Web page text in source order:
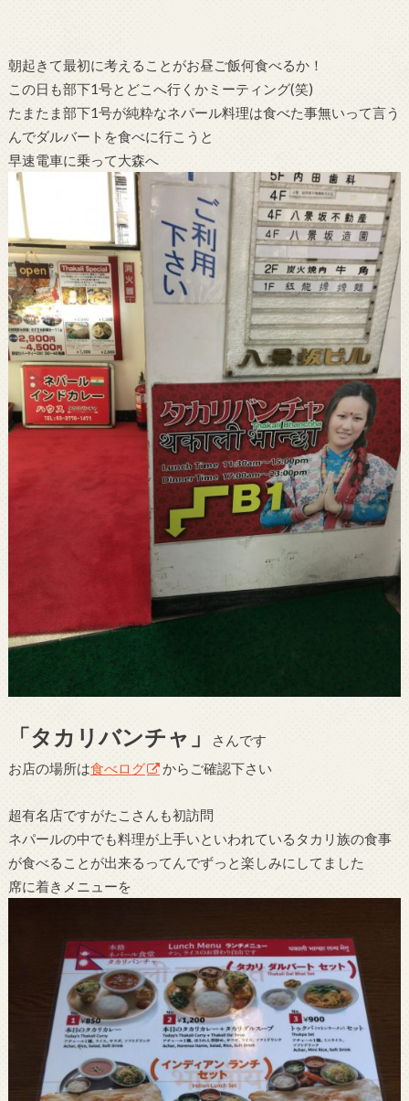
朝起きて最初に考えることがお昼ご飯何食べるか！
この日も部下1号とどこへ行くかミーティング(笑)
たまたま部下1号が純粋なネパール料理は食べた事無いって言う
んでダルバートを食べに行こうと
早速電車に乗って大森へ
「タカリバンチャ」
さんです
お店の場所は食べログ からご確認下さい
超有名店ですがたこさんも初訪問
ネパールの中でも料理が上手いといわれているタカリ族の食事
が食べることが出来るってんでずっと楽しみにしてました
席に着きメニューを